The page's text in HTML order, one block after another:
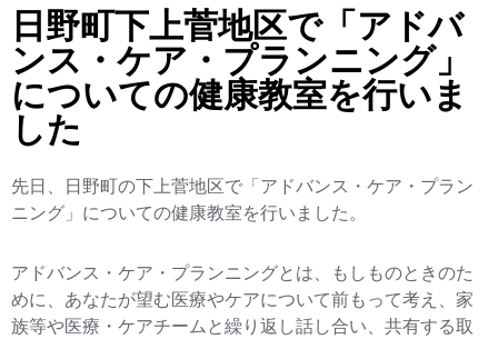
日野町下上菅地区で「アドバ
ンス・ケア・プランニング」
についての健康教室を行いま
した
先日、日野町の下上菅地区で「アドバンス・ケア・プラン
ニング」についての健康教室を行いました。
アドバンス・ケア・プランニングとは、もしものときのた
めに、あなたが望む医療やケアについて前もって考え、家
族等や医療・ケアチームと繰り返し話し合い、共有する取